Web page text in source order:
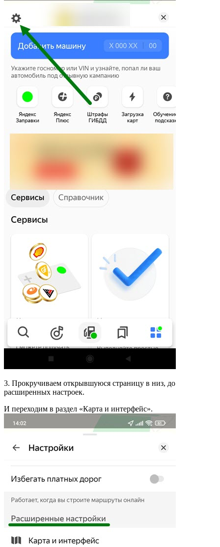
3. Прокручиваем открывшуюся страницу в низ, до
расширенных настроек.
И переходим в раздел «Карта и интерфейс».